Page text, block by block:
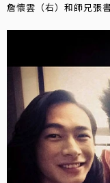
詹懷雲（右）和師兄張